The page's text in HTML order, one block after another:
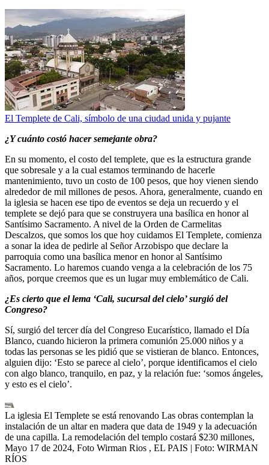
El Templete de Cali, símbolo de una ciudad unida y pujante
¿Y cuánto costó hacer semejante obra?
En su momento, el costo del templete, que es la estructura grande
que sobresale y a la cual estamos terminando de hacerle
mantenimiento, tuvo un costo de 100 pesos, que hoy vienen siendo
alrededor de mil millones de pesos. Ahora, generalmente, cuando en
la iglesia se hacen ese tipo de eventos se deja un recuerdo y el
templete se dejó para que se construyera una basílica en honor al
Santísimo Sacramento. A nivel de la Orden de Carmelitas
Descalzos, que somos los que hoy cuidamos El Templete, comienza
a sonar la idea de pedirle al Señor Arzobispo que declare la
parroquia como una basílica menor en honor al Santísimo
Sacramento. Lo haremos cuando venga a la celebración de los 75
años, porque creemos que es un lugar muy emblemático de Cali.
¿Es cierto que el lema ‘Cali, sucursal del cielo’ surgió del
Congreso?
Sí, surgió del tercer día del Congreso Eucarístico, llamado el Día
Blanco, cuando hicieron la primera comunión 25.000 niños y a
todas las personas se les pidió que se vistieran de blanco. Entonces,
alguien dijo: ‘Esto se parece al cielo’, porque identificamos el cielo
con algo blanco, tranquilo, en paz, y la relación fue: ‘somos ángeles,
y esto es el cielo’.
La iglesia El Templete se está renovando Las obras contemplan la
instalación de un altar en madera que data de 1949 y la adecuación
de una capilla. La remodelación del templo costará $230 millones,
Mayo 17 de 2024, Foto Wirman Rios , EL PAIS | Foto: WIRMAN
RÍOS